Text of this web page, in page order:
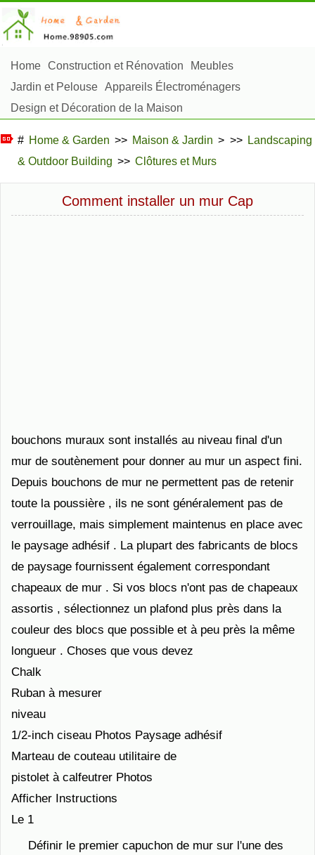
Home Construction et Rénovation
Meubles
Jardin et Pelouse Appareils Électroménagers
Design et Décoration de la Maison
Aménagement et Construction Extérieure
# Home & Garden >> Maison & Jardin > >> Landscaping
& Outdoor Building >> Clôtures et Murs
Comment installer un mur Cap
bouchons muraux sont installés au niveau final d'un
mur de soutènement pour donner au mur un aspect fini.
Depuis bouchons de mur ne permettent pas de retenir
toute la poussière , ils ne sont généralement pas de
verrouillage, mais simplement maintenus en place avec
le paysage adhésif . La plupart des fabricants de blocs
de paysage fournissent également correspondant
chapeaux de mur . Si vos blocs n'ont pas de chapeaux
assortis , sélectionnez un plafond plus près dans la
couleur des blocs que possible et à peu près la même
longueur . Choses que vous devez
Chalk
Ruban à mesurer
niveau
1/2-inch ciseau Photos Paysage adhésif
Marteau de couteau utilitaire de
pistolet à calfeutrer Photos
Afficher Instructions
Le 1
Définir le premier capuchon de mur sur l'une des